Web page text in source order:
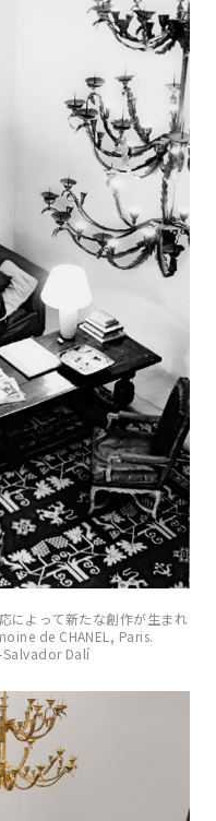
によって新たな創作が生まれ
de CHANEL, Paris.
Dalí